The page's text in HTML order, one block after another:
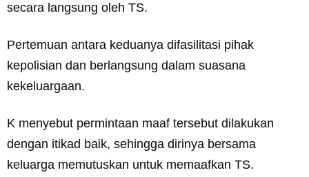
secara langsung oleh TS.
Pertemuan antara keduanya difasilitasi pihak
kepolisian dan berlangsung dalam suasana
kekeluargaan.
K menyebut permintaan maaf tersebut dilakukan
dengan itikad baik, sehingga dirinya bersama
keluarga memutuskan untuk memaafkan TS.